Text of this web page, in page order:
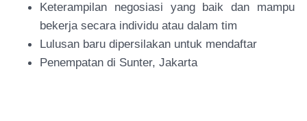
Keterampilan negosiasi yang baik dan mampu
bekerja secara individu atau dalam tim
Lulusan baru dipersilakan untuk mendaftar
Penempatan di Sunter, Jakarta